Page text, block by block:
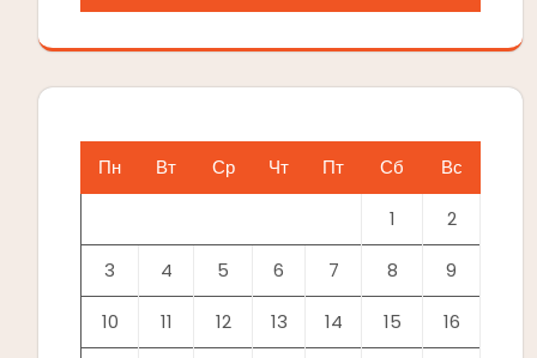
Пн Вт Ср Чт Пт Сб Вс
1 2
3 4 5 6 7 8 9
10 11 12 13 14 15 16